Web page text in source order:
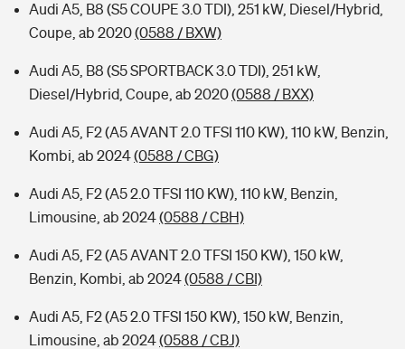
Audi A5, B8 (S5 COUPE 3.0 TDI), 251 kW, Diesel/Hybrid,
Coupe, ab 2020(0588 / BXW)
Audi A5, B8 (S5 SPORTBACK 3.0 TDI), 251 kW,
Diesel/Hybrid, Coupe, ab 2020(0588 / BXX)
Audi A5, F2 (A5 AVANT 2.0 TFSI 110 KW), 110 kW, Benzin,
Kombi, ab 2024(0588 / CBG)
Audi A5, F2 (A5 2.0 TFSI 110 KW), 110 kW, Benzin,
Limousine, ab 2024(0588 / CBH)
Audi A5, F2 (A5 AVANT 2.0 TFSI 150 KW), 150 kW,
Benzin, Kombi, ab 2024(0588 / CBI)
Audi A5, F2 (A5 2.0 TFSI 150 KW), 150 kW, Benzin,
Limousine, ab 2024(0588 / CBJ)